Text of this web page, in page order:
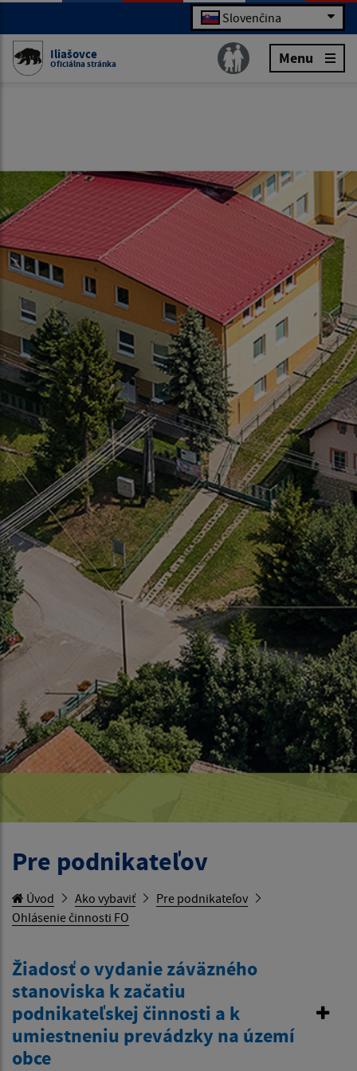
Slovenčina
Iliašovce
Oficiálna stránka Menu
Pre podnikateľov
Úvod Ako vybaviť
Pre podnikateľov
Ohlásenie činnosti FO
Žiadosť o vydanie záväzného
stanoviska k začatiu
podnikateľskej činnosti a k
umiestneniu prevádzky na území
obce